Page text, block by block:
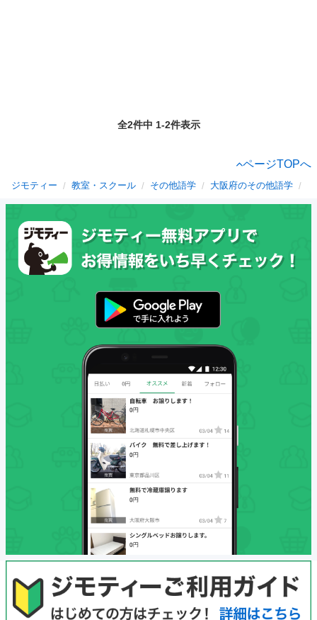
全2件中 1-2件表示
ページTOPへ
ジモティー 教室・スクール その他語学 大阪府のその他語学